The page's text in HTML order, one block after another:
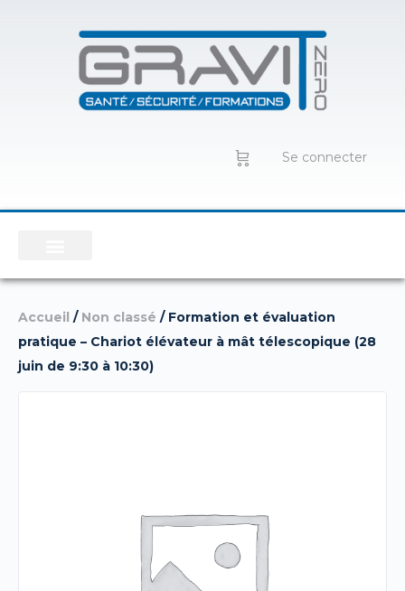
Se connecter
Accueil / Non classé / Formation et évaluation
pratique – Chariot élévateur à mât télescopique (28
juin de 9:30 à 10:30)